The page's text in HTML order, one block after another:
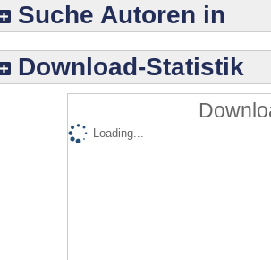
Suche Autoren in
Download-Statistik
Loading...